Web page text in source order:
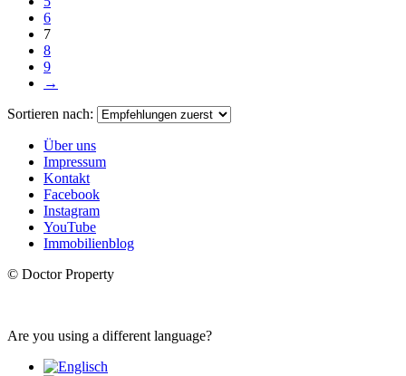
6
7
8
9
→
Sortieren nach:
Über uns
Impressum
Kontakt
Facebook
Instagram
YouTube
Immobilienblog
© Doctor Property
Are you using a different language?